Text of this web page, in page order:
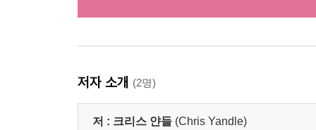
저자 소개 (2명)
저 : 크리스 얀들 (Chris Yandle)